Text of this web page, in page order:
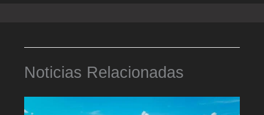
Noticias Relacionadas